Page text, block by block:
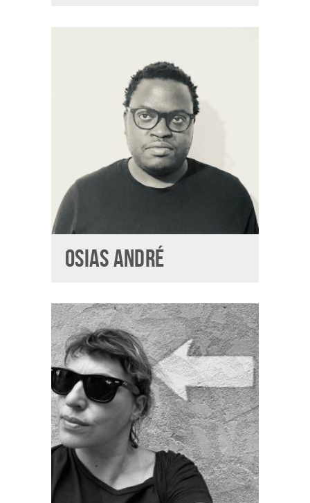
OSIAS ANDRÉ